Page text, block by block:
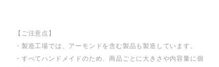
【ご注意点】
・製造工場では、アーモンドを含む製品も製造しています。
・すべてハンドメイドのため、商品ごとに大きさや内容量に個